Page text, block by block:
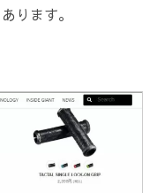
ります。